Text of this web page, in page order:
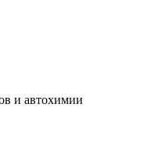
и автохимии